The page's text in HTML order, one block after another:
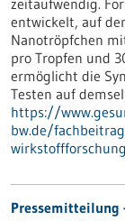
zeitaufwendig.
entwickelt, auf
Nanotröpfchen
pro Tropfen und
ermöglicht die
Testen auf
https://
bw.de/
wirkstoffforschung
Pressemitteilung